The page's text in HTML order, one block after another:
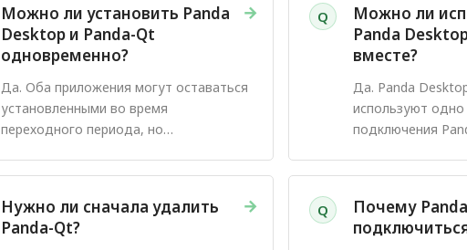
→
Можно ли установить Panda
Desktop и Panda-Qt
одновременно?
Да. Оба приложения могут оставаться
установленными во время
переходного периода, но
подключен только один клиент
Q
Можно ли
Panda
вместе?
Да. Panda
используют
подключения
→
Нужно ли сначала удалить
Panda-Qt?
Q
Почему